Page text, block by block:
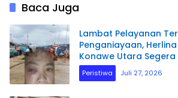
Baca Juga
Lambat Pelayanan
Penganiayaan,
Konawe Utara Segera
Laporannya.
Peristiwa Juli 27, 2026